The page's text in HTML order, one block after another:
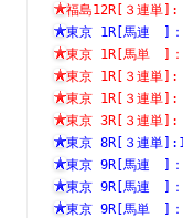
福島12R[３連単
東京 1R[馬連
東京 1R[馬単
東京 1R[３連
東京 1R[３連
東京 3R[３連
東京 8R[３
東京 9R[馬連　]
東京 9R[馬連　]
東京 9R[馬単　]